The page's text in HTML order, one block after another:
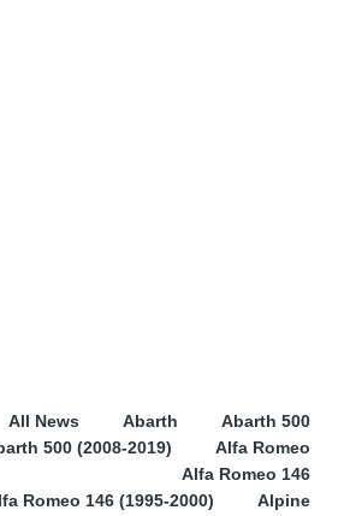
All News Abarth
Abarth 500
500 (2008-2019)
Alfa Romeo
Alfa Romeo 146
Romeo 146 (1995-2000)
Alpine